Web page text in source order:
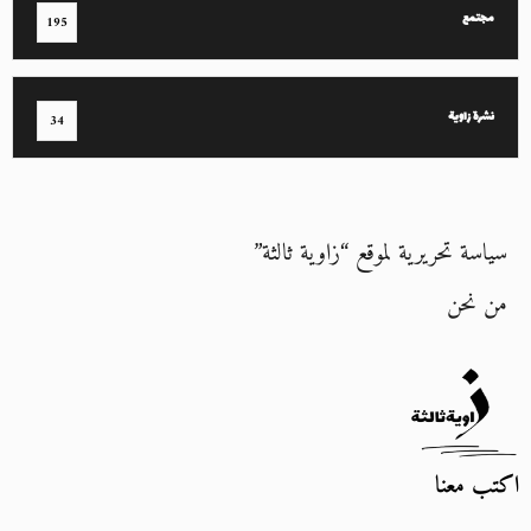
مجتمع 195
نشرة زاوية 34
سياسة تحريرية لموقع “زاوية ثالثة”
من نحن
اكتب معنا